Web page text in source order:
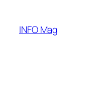
contenu
INFO Mag